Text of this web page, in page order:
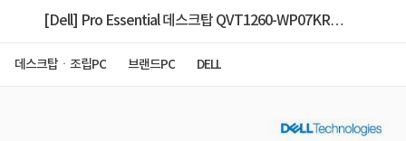
[Dell] Pro Essential 데스크탑 QVT1260-WP07KR
데스크탑ㆍ조립PC 브랜드PC DELL